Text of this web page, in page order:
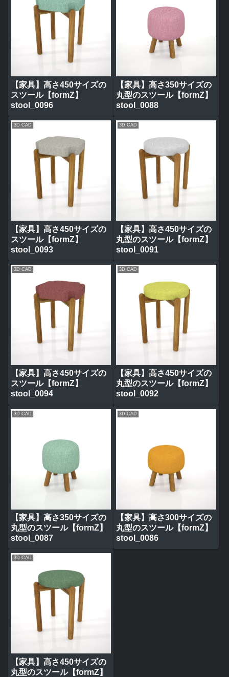
【家具】高さ450サイズの
スツール【formZ】
stool_0096
【家具】高さ350サイズの
丸型のスツール【formZ】
stool_0088
3D CAD
【家具】高さ450サイズの
スツール【formZ】
stool_0093
3D CAD
【家具】高さ450サイズの
丸型のスツール【formZ】
stool_0091
3D CAD
【家具】高さ450サイズの
スツール【formZ】
stool_0094
3D CAD
【家具】高さ450サイズの
丸型のスツール【formZ】
stool_0092
3D CAD
【家具】高さ350サイズの
丸型のスツール【formZ】
stool_0087
3D CAD
【家具】高さ300サイズの
丸型のスツール【formZ】
stool_0086
3D CAD
【家具】高さ450サイズの
丸型のスツール【formZ】